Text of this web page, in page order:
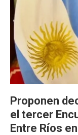
Proponen
el tercer
Entre Ríos